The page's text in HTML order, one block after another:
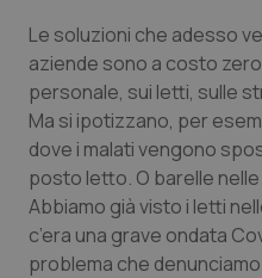
Campania
Emilia-Romagna
Friuli Venezia Giulia
Lazio
Car-T
Colesterolo &
Dermatite Atopica
Diabete &
Le soluzioni che adesso
aziende sono a costo
personale, sui letti, sulle
Ma si ipotizzano, per
dove i malati vengono
posto letto. O barelle
Abbiamo già visto i letti
c’era una grave ondata
problema che denunciamo